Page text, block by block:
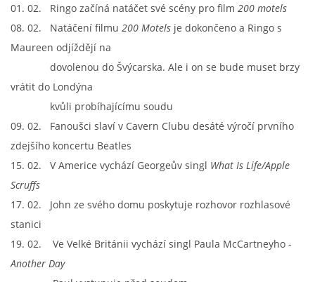
NÁSTROJE - ZESILOVAČE/KOMBA
OBLEČENÍ
PODPISY
AUTOMOBILY
DISKOGRAFIE - SINGLY ŘADOVÉ
01. 02. Ringo začíná natáčet své scény pro film 200 motels
08. 02. Natáčení filmu 200 Motels je dokončeno a Ringo s
Maureen odjíždějí na
dovolenou do Švýcarska. Ale i on se bude muset brzy
vrátit do Londýna
kvůli probíhajícímu soudu
09. 02. Fanoušci slaví v Cavern Clubu desáté výročí prvního
zdejšího koncertu Beatles
15. 02. V Americe vychází Georgeův singl What Is Life/Apple
Scruffs
17. 02. John ze svého domu poskytuje rozhovor rozhlasové
stanici
19. 02. Ve Velké Británii vychází singl Paula McCartneyho -
Another Day